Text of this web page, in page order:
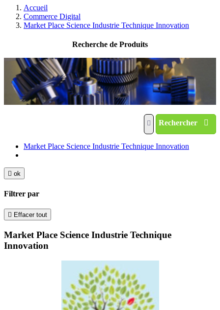
Accueil
Commerce Digital
Market Place Science Industrie Technique Innovation
Recherche de Produits
Rechercher
Market Place Science Industrie Technique Innovation
 ok
Filtrer par
 Effacer tout
Market Place Science Industrie Technique
Innovation